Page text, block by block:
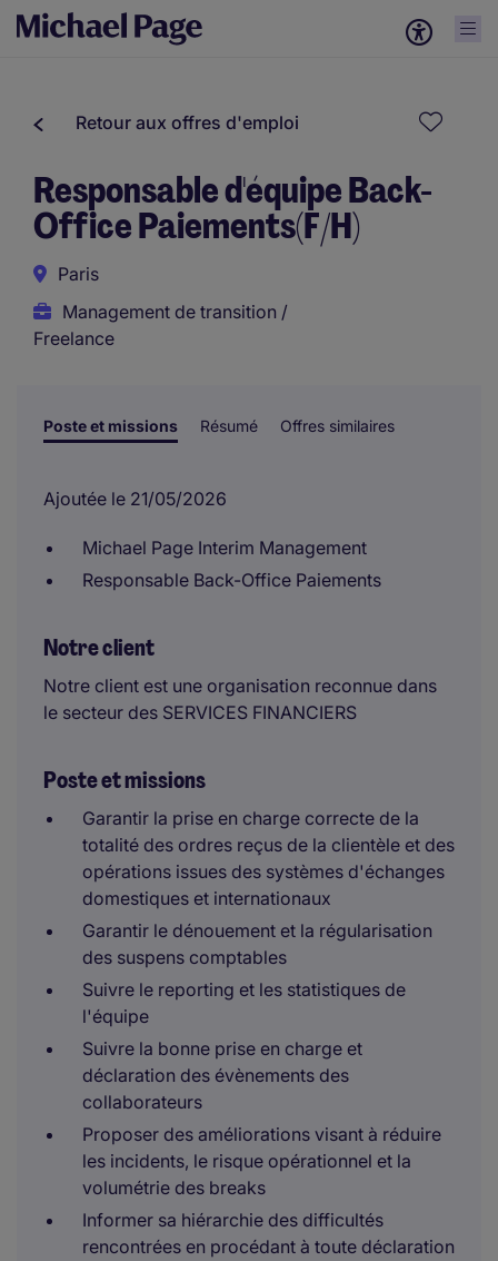
Retour aux offres d'emploi
Responsable d'équipe Back-
Office Paiements(F/H)
Paris
Management de transition /
Freelance
Poste et missions Résumé Offres similaires
Ajoutée le 21/05/2026
Michael Page Interim Management
Responsable Back-Office Paiements
Notre client
Notre client est une organisation reconnue dans
le secteur des SERVICES FINANCIERS
Poste et missions
Garantir la prise en charge correcte de la
totalité des ordres reçus de la clientèle et des
opérations issues des systèmes d'échanges
domestiques et internationaux
Garantir le dénouement et la régularisation
des suspens comptables
Suivre le reporting et les statistiques de
l'équipe
Suivre la bonne prise en charge et
déclaration des évènements des
collaborateurs
Proposer des améliorations visant à réduire
les incidents, le risque opérationnel et la
volumétrie des breaks
Informer sa hiérarchie des difficultés
rencontrées en procédant à toute déclaration